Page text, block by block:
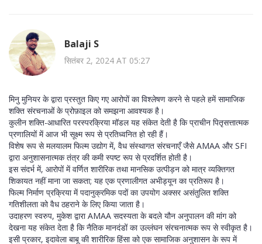
Balaji S
सितंबर 2, 2024 AT 05:27
मिनु मुनियर के द्वारा प्रस्तुत किए गए आरोपों का विश्लेषण करने से पहले हमें सामाजिक
शक्ति संरचनाओं के प्रोफ़ाइल को समझना आवश्यक है।
कुलीन शक्ति-आधारित परस्परक्रिया मॉडल यह संकेत देती है कि प्राचीन पितृसत्तात्मक
प्रणालियों में आज भी सूक्ष्म रूप से प्रतिध्वनित हो रही हैं।
विशेष रूप से मलयालम फिल्म उद्योग में, वैध संस्थागत संरचनाएँ जैसे AMAA और SFI
द्वारा अनुशासनात्मक तंत्र की कमी स्पष्ट रूप से प्रदर्शित होती है।
इस संदर्भ में, आरोपों में वर्णित शारीरिक तथा मानसिक उत्पीड़न को मात्र व्यक्तिगत
शिकायत नहीं माना जा सकता; यह एक प्रणालीगत अभीड्यून का प्रतिरूप है।
फिल्म निर्माण प्रक्रिया में पदानुक्रमिक पदों का उपयोग अक्सर असंतुलित शक्ति
गतिशीलता को वैध ठहराने के लिए किया जाता है।
उदाहरण स्वरुप, मुकेश द्वारा AMAA सदस्यता के बदले यौन अनुपालन की मांग को
देखना यह संकेत देता है कि नैतिक मानदंडों का उल्लंघन संरचनात्मक रूप से स्वीकृत है।
इसी प्रकार, इदावेला बाबू की शारीरिक हिंसा को एक सामाजिक अनुशासन के रूप में